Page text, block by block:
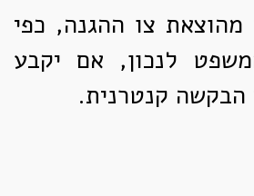
מהוצאת צו ההגנה, כפי
לנכון, אם יקבע
קנטרנית.